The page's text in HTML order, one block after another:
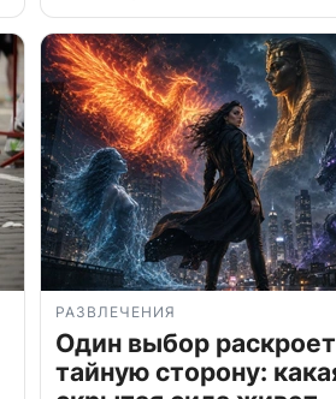
РАЗВЛЕЧЕНИЯ
Один выбор
тайную сторону: